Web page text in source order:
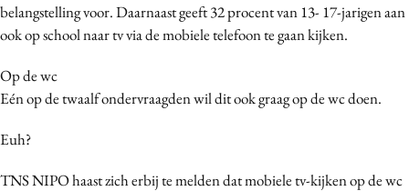
belangstelling voor. Daarnaast geeft 32 procent van 13- 17-jarigen aan
ook op school naar tv via de mobiele telefoon te gaan kijken.
Op de wc
Eén op de twaalf ondervraagden wil dit ook graag op de wc doen.
Euh?
TNS NIPO haast zich erbij te melden dat mobiele tv-kijken op de wc